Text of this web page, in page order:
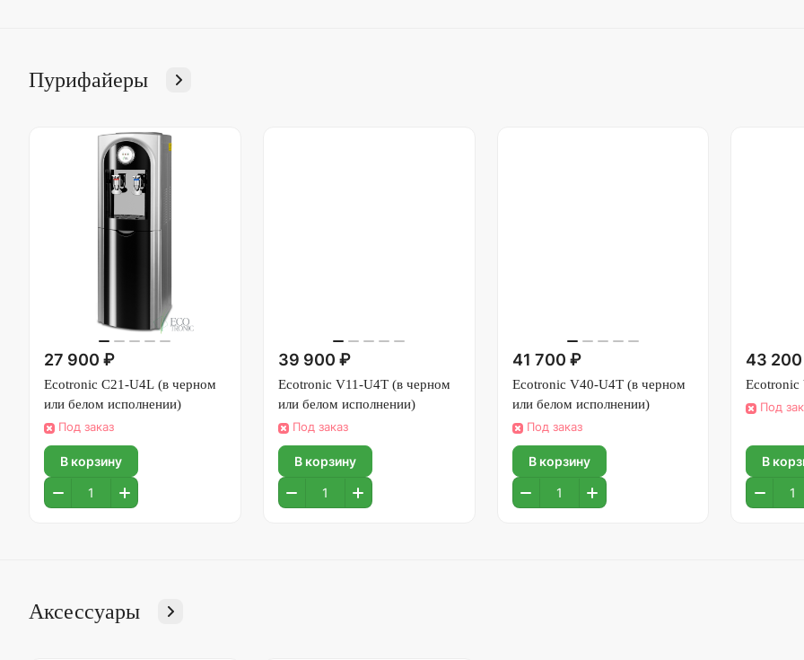
Пурифайеры
27 900 ₽
Ecotronic C21-U4L (в черном
или белом исполнении)
Под заказ
В корзину
39 900 ₽
Ecotronic V11-U4T (в черном
или белом исполнении)
Под заказ
В корзину
41 700 ₽
Ecotronic V40-U4T (в черном
или белом исполнении)
Под заказ
В корзину
43
Под
В
Аксессуары